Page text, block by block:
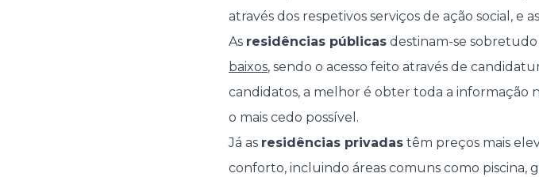
através dos respetivos serviços de ação social, e
As residências públicas destinam-se
baixos, sendo o acesso feito através de
candidatos, a melhor é obter toda a informação
o mais cedo possível.
Já as residências privadas têm preços mais
conforto, incluindo áreas comuns como piscina,